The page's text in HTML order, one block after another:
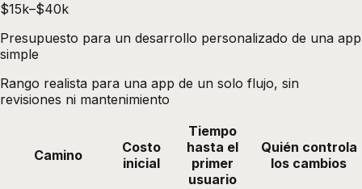
$15k–$40k
Presupuesto para un desarrollo personalizado de una app
simple
Rango realista para una app de un solo flujo, sin
revisiones ni mantenimiento
Camino
Costo
inicial
Tiempo
hasta el
primer
usuario
Quién controla
los cambios